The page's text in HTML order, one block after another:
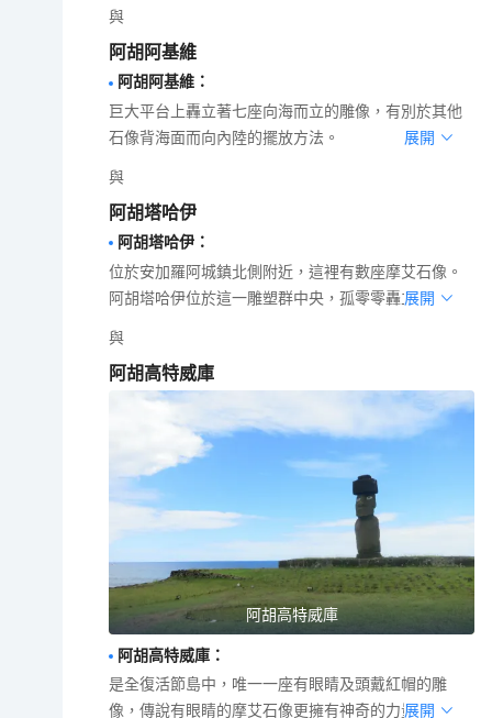
與
阿胡阿基維
阿胡阿基維 ：
巨大平台上轟立著七座向海而立的雕像，有別於其他
石像背海面而向內陸的擺放方法。
展開
與
阿胡塔哈伊
阿胡塔哈伊 ：
位於安加羅阿城鎮北側附近，這裡有數座摩艾石像。
阿胡塔哈伊位於這一雕塑群中央，孤零零轟立著。
展開
與
阿胡高特威庫
阿胡高特威庫
阿胡高特威庫 ：
是全復活節島中，唯一一座有眼睛及頭戴紅帽的雕
像，傳說有眼睛的摩艾石像更擁有神奇的力量。
展開